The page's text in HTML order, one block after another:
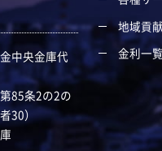
中央金庫代
85条2の2の
30）
地域貢
金利一